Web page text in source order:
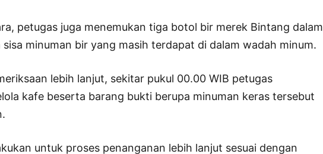
petugas juga menemukan tiga botol bir merek Bintang dalam
minuman bir yang masih terdapat di dalam wadah minum.
lebih lanjut, sekitar pukul 00.00 WIB petugas
kafe beserta barang bukti berupa minuman keras tersebut
untuk proses penanganan lebih lanjut sesuai dengan